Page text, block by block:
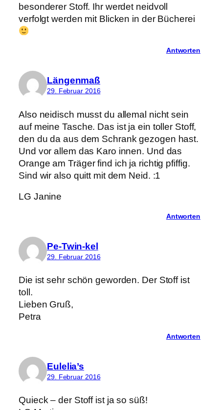
besonderer Stoff. Ihr werdet neidvoll
verfolgt werden mit Blicken in der Bücherei
Antworten
Längenmaß
29. Februar 2016
Also neidisch musst du allemal nicht sein
auf meine Tasche. Das ist ja ein toller Stoff,
den du da aus dem Schrank gezogen hast.
Und vor allem das Karo innen. Und das
Orange am Träger find ich ja richtig pfiffig.
Sind wir also quitt mit dem Neid. :1
LG Janine
Antworten
Pe-Twin-kel
29. Februar 2016
Die ist sehr schön geworden. Der Stoff ist
toll.
Lieben Gruß,
Petra
Antworten
Eulelia’s
29. Februar 2016
Quieck – der Stoff ist ja so süß!